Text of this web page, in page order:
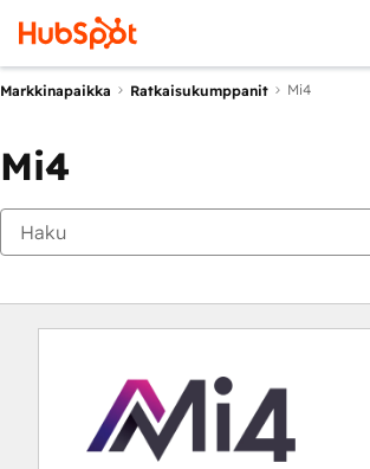
Markkinapaikka Ratkaisukumppanit Mi4
Mi4